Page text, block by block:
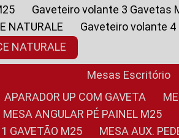
Gaveteiro volante 3 Gavetas
NATURALE
Gaveteiro volante
NATURALE
Mesas Escritório
APARADOR UP COM GAVETA
MESA ANGULAR PÉ PAINEL M25
1 GAVETÃO M25
MESA AUX.